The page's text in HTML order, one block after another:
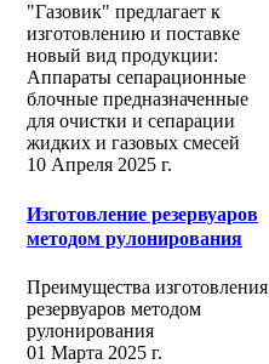
"Газовик" предлагает к
изготовлению и поставке
новый вид продукции:
Аппараты сепарационные
блочные предназначенные
для очистки и сепарации
жидких и газовых смесей
10 Апреля 2025 г.
Изготовление резервуаров
методом рулонирования
Преимущества изготовления
резервуаров методом
рулонирования
01 Марта 2025 г.